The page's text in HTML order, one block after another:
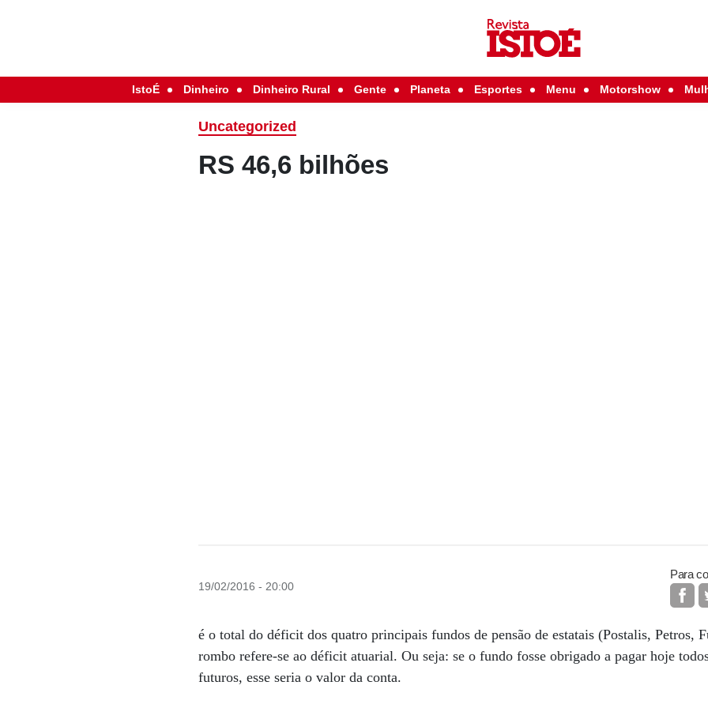
IstoÉ Dinheiro Dinheiro Rural Gente Planeta Esportes Menu Motorshow
Uncategorized
RS 46,6 bilhões
19/02/2016 - 20:00
Para
é o total do déficit dos quatro principais fundos de pensão de estatais (Postalis, Petros,
rombo refere-se ao déficit atuarial. Ou seja: se o fundo fosse obrigado a pagar hoje
futuros, esse seria o valor da conta.